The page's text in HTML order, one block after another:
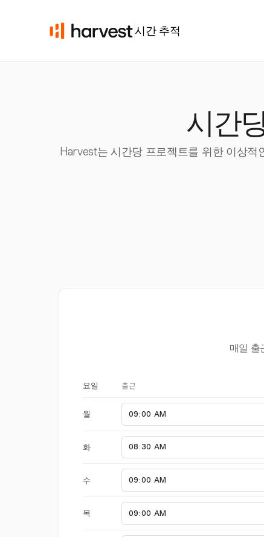
시간 추적
시간
Harvest는 시간당 프로젝트를 위한 이상
매일 출
요일 출근
월
화
수
목